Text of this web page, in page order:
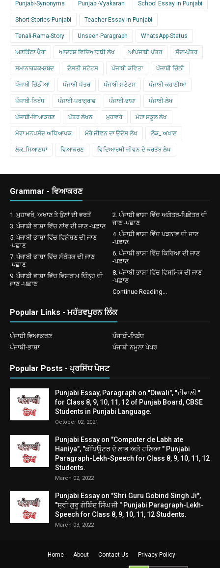
Punjabi-Synonyms Punjabi-Vyakaran School Essay in Punjabi
Short-Stories-Punjabi Teacher Essay in Punjabi
Tenali-Rama-Story Unseen-Paragraph WhatsApp-Status
ਅਣਡਿੱਠਾ ਪੈਰਾ ਆਦਰਸ਼ ਵਿਦਿਆਰਥੀ ਲੇਖ ਆਂਪੰਜਾਬੀ ਪੱਤਰ ਸੱਦਾ-ਪੱਤਰ
ਸਮਾਨਾਰਥਕ-ਸ਼ਬਦ ਦੋਸਤੀ ਸਟੇਟਸ ਪੰਜਾਬੀ ਕਵਿਤਾ ਪੰਜਾਬੀ ਚਿੱਠੀ
ਪੰਜਾਬੀ ਚਿੱਠੀਆਂ ਪੰਜਾਬੀ ਪੱਤਰ ਪੰਜਾਬੀ-ਸਟੇਟਸ ਪੰਜਾਬੀ-ਕਹਾਣੀਆਂ
ਪੰਜਾਬੀ-ਨਿਬੰਧ ਪੰਜਾਬੀ-ਪਰਾਗ੍ਰਾਫ ਪੰਜਾਬੀ-ਭਾਸ਼ਾ ਪੰਜਾਬੀ-ਲੇਖ
ਪੰਜਾਬੀ-ਵਿਆਕਰਣ ਪੱਤਰ ਲੇਖਨ ਮੁਹਾਵਰੇ ਮੇਰਾ ਸਕੂਲ ਲੇਖ
ਮੇਰਾ ਮਨਪਸੰਦ ਅਧਿਆਪਕ ਮੇਰੇ ਜੀਵਨ ਦਾ ਉਦੇਸ਼ ਲੇਖ ਲੋਕ_ ਅਖਾਣ
ਲੋਕ_ਸਿਆਣਪਾਂ ਵਿਆਕਰਣ ਵਿਦਿਆਰਥੀ ਜੀਵਨ ਦੇ ਕਰਤੱਬ ਲੇਖ
Grammar - ਵਿਆਕਰਣ
1. ਮੁਹਾਵਰੇ, ਅਖਾਣ ਤੇ ਉਨਾਂ ਦੀ ਵਰਤੋਂ
2. ਪੰਜਾਬੀ ਭਾਸ਼ਾ ਵਿੱਚ ਅਗੇਤਰ-ਪਿਛੇਤਰ ਦੀ
ਜਾਣ -ਪਛਾਣ
3. ਪੰਜਾਬੀ ਭਾਸ਼ਾ ਵਿੱਚ ਨਾਂਵ ਦੀ ਜਾਣ -ਪਛਾਣ
4. ਪੰਜਾਬੀ ਭਾਸ਼ਾ ਵਿੱਚ ਪੜਨਾਂਵ ਦੀ ਜਾਣ
-ਪਛਾਣ
5. ਪੰਜਾਬੀ ਭਾਸ਼ਾ ਵਿੱਚ ਵਿਸ਼ੇਸ਼ਣ ਦੀ ਜਾਣ
-ਪਛਾਣ
6. ਪੰਜਾਬੀ ਭਾਸ਼ਾ ਵਿੱਚ ਕਿਰਿਆ ਦੀ ਜਾਣ
-ਪਛਾਣ
7. ਪੰਜਾਬੀ ਭਾਸ਼ਾ ਵਿੱਚ ਸੰਬੰਧਕ ਦੀ ਜਾਣ
-ਪਛਾਣ
8. ਪੰਜਾਬੀ ਭਾਸ਼ਾ ਵਿੱਚ ਵਿਸਮਿਕ ਦੀ ਜਾਣ
-ਪਛਾਣ
9. ਪੰਜਾਬੀ ਭਾਸ਼ਾ ਵਿੱਚ ਵਿਸਰਾਮ ਚਿੰਨ੍ਹ ਦੀ
ਜਾਣ -ਪਛਾਣ
Continue Reading...
Popular Links - ਮਹੱਤਵਪੂਰਨ ਲਿੰਕ
ਪੰਜਾਬੀ ਵਿਆਕਰਣ
ਪੰਜਾਬੀ-ਨਿਬੰਧ
ਪੰਜਾਬੀ-ਭਾਸ਼ਾ
ਪੰਜਾਬੀ ਨਮੂਨਾ ਪੇਪਰ
Popular Posts - ਪ੍ਰਸਿੱਧ ਪੋਸਟ
Punjabi Essay, Paragraph on "Diwali", "ਦੀਵਾਲੀ "
for Class 8, 9, 10, 11, 12 of Punjab Board, CBSE
Students in Punjabi Language.
October 02, 2021
Punjabi Essay on "Computer de Labh ate
Haniya", "ਕੰਪਿਊਟਰ ਦੇ ਲਾਭ ਅਤੇ ਹਣਿਆ " Punjabi
Paragraph-Lekh-Speech for Class 8, 9, 10, 11, 12
Students.
March 02, 2022
Punjabi Essay on "Shri Guru Gobind Singh Ji",
"ਸ੍ਰੀ ਗੁਰੂ ਗੋਬਿੰਦ ਸਿੰਘ ਜੀ " Punjabi Paragraph-Lekh-
Speech for Class 8, 9, 10, 11, 12 Students.
March 03, 2022
Home About Contact Us Privacy Policy